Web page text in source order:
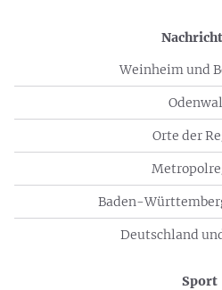
Weinheim und
Orte der
Baden-
Deutschland
Sport